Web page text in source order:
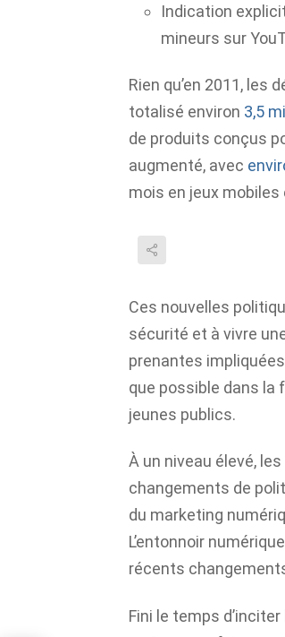
Indication
mineurs sur
Rien qu’en 2011, les
totalisé environ 3,5
de produits conçus
augmenté, avec
mois en jeux mobiles
Ces nouvelles
sécurité et à vivre
prenantes
que possible dans la
jeunes publics.
À un niveau élevé,
changements de
du marketing
L’entonnoir
récents
Fini le temps